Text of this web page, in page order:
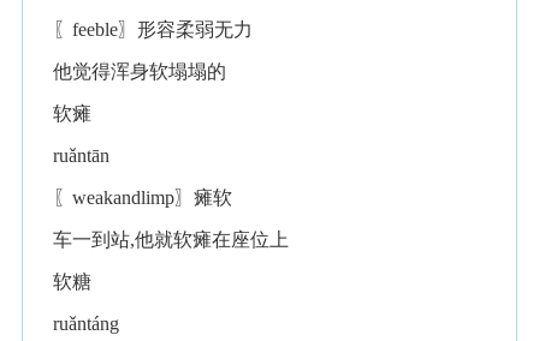
〖feeble〗形容柔弱无力
他觉得浑身软塌塌的
软瘫
ruǎntān
〖weakandlimp〗瘫软
车一到站,他就软瘫在座位上
软糖
ruǎntáng